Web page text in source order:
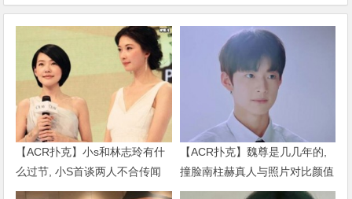
【ACR扑克】小s和林志玲有什
么过节, 小S首谈两人不合传闻
说了什么
【ACR扑克】魏尊是几几年的,
撞脸南柱赫真人与照片对比颜值
被质疑